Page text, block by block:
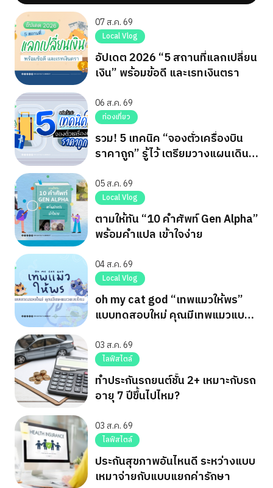
07 ส.ค. 69
Local Vlog
อัปเดต 2026 “5 สถานที่แลกเปลี่ยน
เงิน” พร้อมข้อดี และเรทเงินตรา
06 ส.ค. 69
ท่องเที่ยว
รวม! 5 เทคนิค “จองตั๋วเครื่องบิน
ราคาถูก” รู้ไว้ เตรียมวางแผนเดิน
05 ส.ค. 69
Local Vlog
ตามให้ทัน “10 คำศัพท์ Gen Alpha”
พร้อมคำแปล เข้าใจง่าย
04 ส.ค. 69
Local Vlog
oh my cat god “เทพแมวให้พร”
แบบทดสอบใหม่ คุณมีเทพแมวแบบ
03 ส.ค. 69
ไลฟ์สไตล์
ทำประกันรถยนต์ชั้น 2+ เหมาะกับรถ
อายุ 7 ปีขึ้นไปไหม?
03 ส.ค. 69
ไลฟ์สไตล์
ประกันสุขภาพอันไหนดี ระหว่างแบบ
เหมาจ่ายกับแบบแยกค่ารักษา